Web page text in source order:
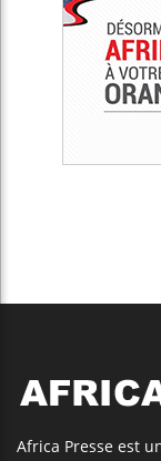
Africa Presse est